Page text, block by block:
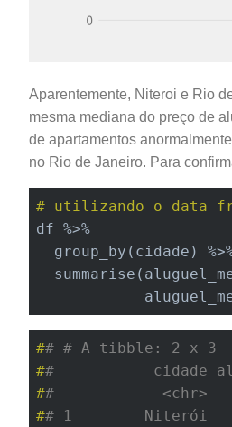
Aparentemente, Niteroi e Rio
mesma mediana do preço de
de apartamentos
no Rio de Janeiro. Para
# utilizando o data
df %>%
group_by(cidade)
## # A tibble: 2 x 3
##           cidade
##            <chr>
## 1        Niterói